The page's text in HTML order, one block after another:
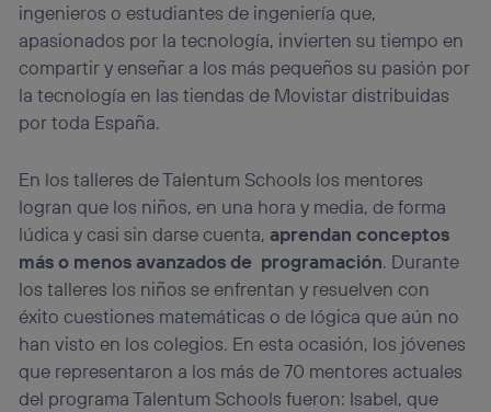
ingenieros o estudiantes de ingeniería que,
apasionados por la tecnología, invierten su tiempo en
compartir y enseñar a los más pequeños su pasión por
la tecnología en las tiendas de Movistar distribuidas
por toda España.
En los talleres de Talentum Schools los mentores
logran que los niños, en una hora y media, de forma
lúdica y casi sin darse cuenta, aprendan conceptos
más o menos avanzados de programación. Durante
los talleres los niños se enfrentan y resuelven con
éxito cuestiones matemáticas o de lógica que aún no
han visto en los colegios. En esta ocasión, los jóvenes
que representaron a los más de 70 mentores actuales
del programa Talentum Schools fueron: Isabel, que